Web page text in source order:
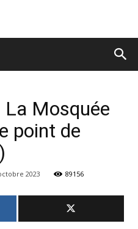
Mosquée
point de
2023 89156